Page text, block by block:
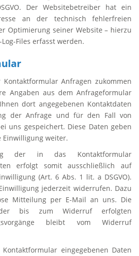
Der Websitebetreiber hat ein
an der technisch fehlerfreien
Optimierung seiner Website – hierzu
Files erfasst werden.
Anfragen zukommen
Angaben aus dem Anfrageformular
dort angegebenen Kontaktdaten
der Anfrage und für den Fall von
uns gespeichert. Diese Daten geben
weiter.
der in das Kontaktformular
erfolgt somit ausschließlich auf
(Art. 6 Abs. 1 lit. a DSGVO).
jederzeit widerrufen. Dazu
Mitteilung per E-Mail an uns. Die
der bis zum Widerruf erfolgten
bleibt vom Widerruf
eingegebenen Daten